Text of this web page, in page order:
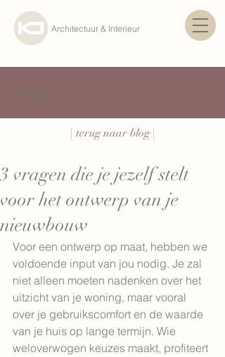
Architectuur & Interieur
| terug naar blog |
3 vragen die je jezelf stelt
voor het ontwerp van je
nieuwbouw
Voor een ontwerp op maat, hebben we
voldoende input van jou nodig. Je zal
niet alleen moeten nadenken over het
uitzicht van je woning, maar vooral
over je gebruikscomfort en de waarde
van je huis op lange termijn. Wie
weloverwogen keuzes maakt, profiteert